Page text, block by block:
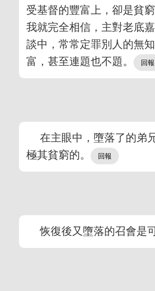
受基督的豐富上，卻是貧
我就完全相信，主對老底
談中，常常定罪別人的無
富，甚至連題也不題。
在主眼中，墮落了的弟
極其貧窮的。
恢復後又墮落的召會是